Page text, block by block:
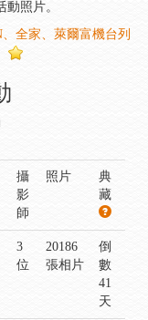
照片。
全家、萊爾富機台列
攝
影
師
照片
典
藏
3
位
20186
張相片
倒
數
41
天